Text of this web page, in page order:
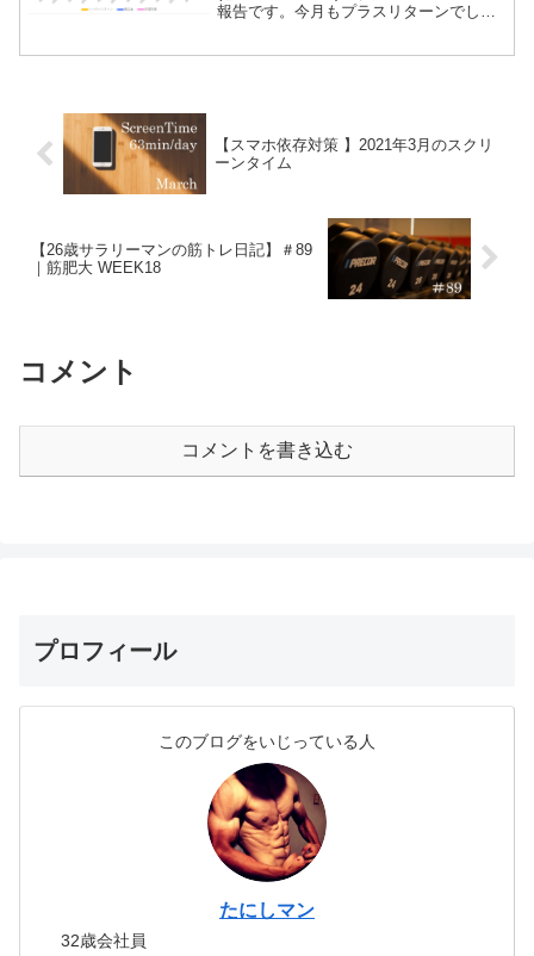
報告です。今月もプラスリターンでし
【スマホ依存対策 】2021年3月のスクリ
ーンタイム
【26歳サラリーマンの筋トレ日記】＃89
｜筋肥大 WEEK18
コメント
コメントを書き込む
プロフィール
このブログをいじっている人
たにしマン
32歳会社員